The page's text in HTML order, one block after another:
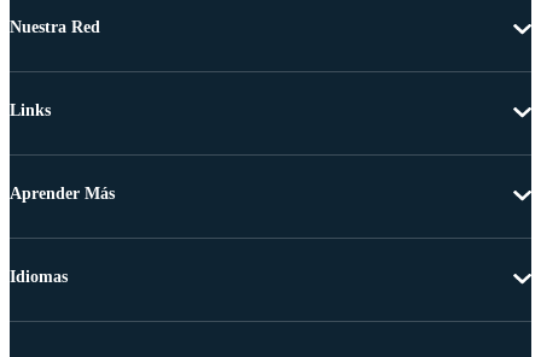
Nuestra Red
Links
Aprender Más
Idiomas